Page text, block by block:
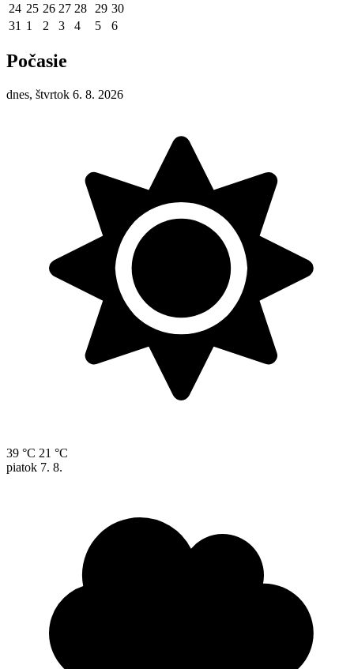
24 25 26 27 28 29 30
31 1 2 3 4 5 6
Počasie
dnes, štvrtok 6. 8. 2026
39 °C 21 °C
piatok 7. 8.